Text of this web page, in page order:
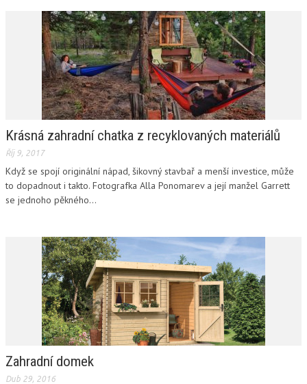
Krásná zahradní chatka z recyklovaných materiálů
Říj 9, 2017
Když se spojí originální nápad, šikovný stavbař a menší investice, může
to dopadnout i takto. Fotografka Alla Ponomarev a její manžel Garrett
se jednoho pěkného...
Zahradní domek
Dub 29, 2016